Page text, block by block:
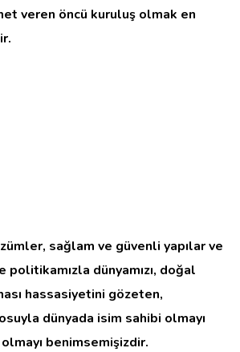
veren öncü kuruluş olmak en
sağlam ve güvenli yapılar ve
dünyamızı, doğal
hassasiyetini gözeten,
dünyada isim sahibi olmayı
benimsemişizdir.